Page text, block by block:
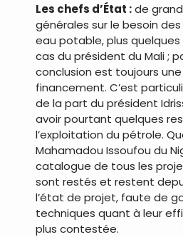
Les chefs d’État :de
générales sur le besoin
eau potable, plus
cas du président du Mali ;
conclusion est toujours
financement. C’est
de la part du président
avoir pourtant quelques
l’exploitation du pétrole.
Mahamadou Issoufou du
catalogue de tous les
sont restés et restent
l’état de projet, faute de
techniques quant à leur
plus contestée.